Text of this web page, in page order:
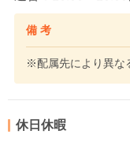
備 考
※配属先により異な
休日休暇